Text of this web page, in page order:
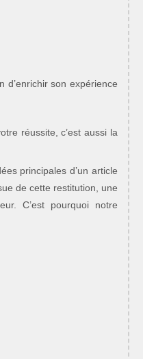
d’enrichir son expérience
réussite, c’est aussi la
principales d’un article
de cette restitution, une
C’est pourquoi notre